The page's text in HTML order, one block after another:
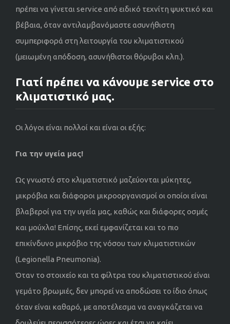
πρέπει να γίνεται service από ειδικό τεχνίτη ψυκτικό και
βέβαια, όταν αντιλαμβανόμαστε ασυνήθιστη
συμπεριφορά στη λειτουργία του κλιματιστικού
(μειωμένη απόδοση, ασυνήθιστοι θόρυβοι κλπ.).
Γιατί πρέπει να κάνουμε service στο
κλιματιστικό μας.
Οι λόγοι είναι πολλοί και είναι οι εξής:
Για την υγεία μας!
Ως γνωστό στο κλιματιστικό μαζεύονται μύκητες,
μικρόβια και διάφοροι μικροοργανισμοί οι οποίοι είναι
βλαβεροί για την υγεία μας, καθώς και διάφορες οσμές
και μούχλα! Επίσης, εκεί εμφανίζεται και το πιο
επικίνδυνο μικρόβιο της νόσου των κλιματιστικών
(Legionella Pneumonia).
Όταν το στοιχείο και τα φίλτρα του κλιματιστικού είναι
γεμάτο βρωμιές, δεν μπορεί να αποδώσει το ίδιο όπως
όταν είναι καθαρό, με αποτέλεσμα να αναγκάζεται να